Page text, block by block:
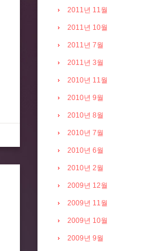
2011년 11월
2011년 10월
2011년 7월
2011년 3월
2010년 11월
2010년 9월
2010년 8월
2010년 7월
2010년 6월
2010년 2월
2009년 12월
2009년 11월
2009년 10월
2009년 9월